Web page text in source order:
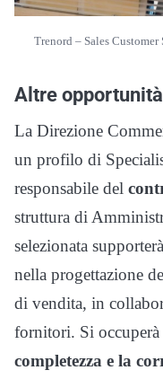
Trenord – Sales
Altre
La Direzione
un profilo di
responsabile del
struttura di
selezionata
nella progettazione
di vendita, in
fornitori. Si
completezza e la